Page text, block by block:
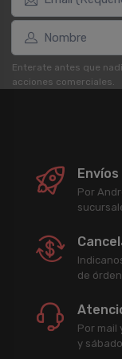
Enterate antes que
acciones comerciales.
Por
de
Por mail
y